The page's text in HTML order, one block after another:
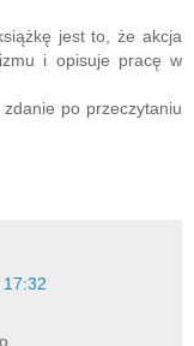
jest to, że akcja
i opisuje pracę w
po przeczytaniu